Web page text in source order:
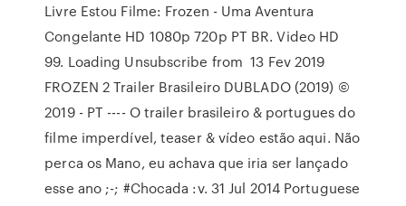
Livre Estou Filme: Frozen - Uma Aventura
Congelante HD 1080p 720p PT BR. Video HD
99. Loading Unsubscribe from 13 Fev 2019
FROZEN 2 Trailer Brasileiro DUBLADO (2019) ©
2019 - PT ---- O trailer brasileiro & portugues do
filme imperdível, teaser & vídeo estão aqui. Não
perca os Mano, eu achava que iria ser lançado
esse ano ;-; #Chocada :v. 31 Jul 2014 Portuguese